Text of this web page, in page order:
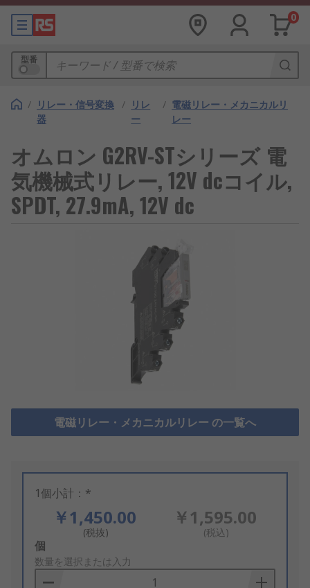
0
型番
/ リレー・信号変換
器
/ リレ
ー
/ 電磁リレー・メカニカルリ
レー
オムロン G2RV-STシリーズ 電
気機械式リレー, 12V dcコイル,
SPDT, 27.9mA, 12V dc
電磁リレー・メカニカルリレー の一覧へ
1個小計：*
￥1,450.00
(税抜)
￥1,595.00
(税込)
Add
to
Basket
個
数量を選択または入力